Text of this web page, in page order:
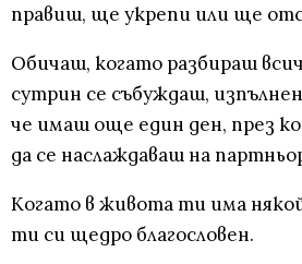
правиш, ще укрепи или ще
Обичаш, когато разбираш
сутрин се събуждаш,
че имаш още един ден, през
да се наслаждаваш на
Когато в живота ти има
ти си щедро благословен.